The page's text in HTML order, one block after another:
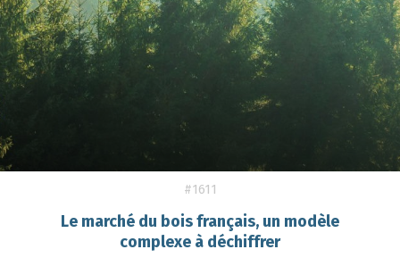
#1611
Le marché du bois français, un modèle
complexe à déchiffrer